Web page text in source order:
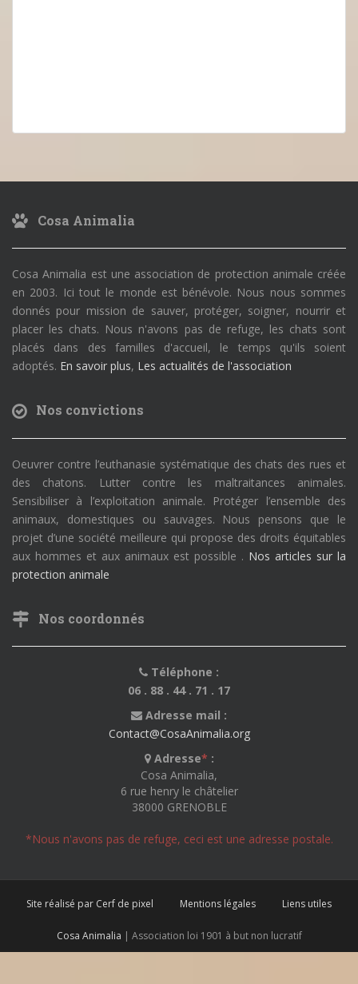
Cosa Animalia
Cosa Animalia est une association de protection animale créée
en 2003. Ici tout le monde est bénévole. Nous nous sommes
donnés pour mission de sauver, protéger, soigner, nourrir et
placer les chats. Nous n'avons pas de refuge, les chats sont
placés dans des familles d'accueil, le temps qu'ils soient
adoptés. En savoir plus, Les actualités de l'association
Nos convictions
Oeuvrer contre l’euthanasie systématique des chats des rues et
des chatons. Lutter contre les maltraitances animales.
Sensibiliser à l’exploitation animale. Protéger l’ensemble des
animaux, domestiques ou sauvages. Nous pensons que le
projet d’une société meilleure qui propose des droits équitables
aux hommes et aux animaux est possible . Nos articles sur la
protection animale
Nos coordonnés
Téléphone :
06 . 88 . 44 . 71 . 17
Adresse mail :
Contact@CosaAnimalia.org
Adresse* :
Cosa Animalia,
6 rue henry le châtelier
38000 GRENOBLE
*Nous n'avons pas de refuge, ceci est une adresse postale.
Site réalisé par Cerf de pixel Mentions légales Liens utiles
Cosa Animalia | Association loi 1901 à but non lucratif